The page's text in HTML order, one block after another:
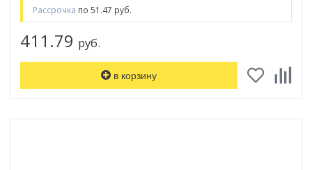
Рассрочка по 51.47 руб.
411.79 руб.
в корзину